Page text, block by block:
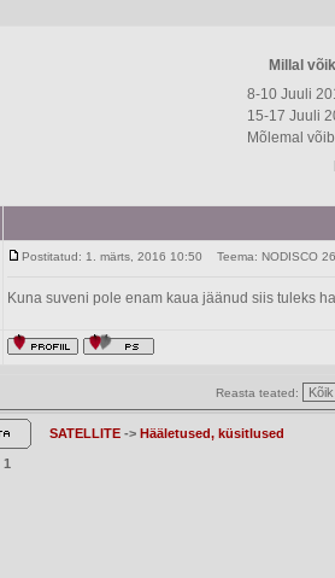
Millal
8-10 Juuli
15-17 Juuli
Mõlemal võib
Postitatud: 1. märts, 2016 10:50 Teema: NODISCO
Kuna suveni pole enam kaua jäänud siis tuleks
Reasta teated:
SATELLITE -> Hääletused, küsitlused
1